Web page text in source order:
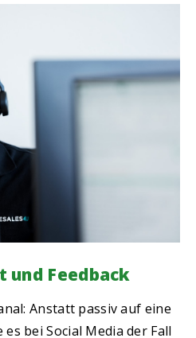
Feedback
Anstatt passiv auf eine
bei Social Media der Fall